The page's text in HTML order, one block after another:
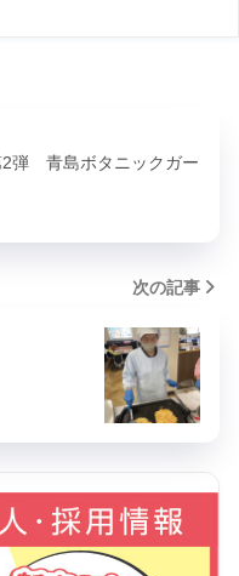
2弾 青島ボタニックガー
次の記事